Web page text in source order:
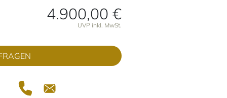
4.900,00 €
UVP inkl. MwSt.